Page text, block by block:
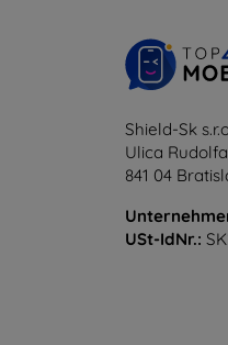
Shield-Sk
Ulica
841 04
USt-IdNr.: